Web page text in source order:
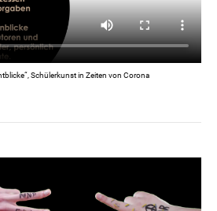
Schülerkunst in Zeiten von Corona